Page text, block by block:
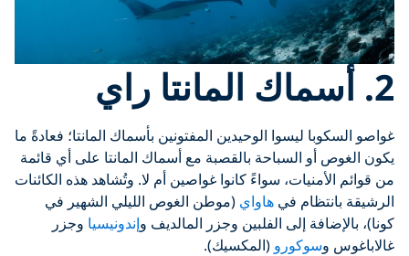
2. أسماك المانتا راي
غواصو السكوبا ليسوا الوحيدين المفتونين بأسماك المانتا؛ فعادةً ما
يكون الغوص أو السباحة بالقصبة مع أسماك المانتا على أي قائمة
من قوائم الأمنيات، سواءً كانوا غواصين أم لا. وتُشاهد هذه الكائنات
الرشيقة بانتظام في هاواي (موطن الغوص الليلي الشهير في
كونا)، بالإضافة إلى الفلبين وجزر المالديف وإندونيسيا وجزر
غالاباغوس وسوكورو (المكسيك).